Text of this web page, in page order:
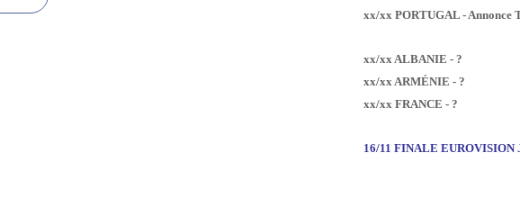
xx/xx PORTUGAL - Annonce
xx/xx ALBANIE - ?
xx/xx ARMÉNIE - ?
xx/xx FRANCE - ?
16/11 FINALE EUROVISION